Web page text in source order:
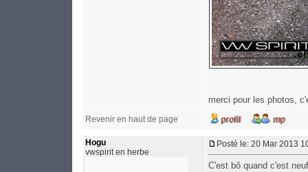
merci pour les photos,
Revenir en haut de page
Hogu
vwspirit en herbe
Posté le: 20 Mar 2013
C'est bô quand c'est